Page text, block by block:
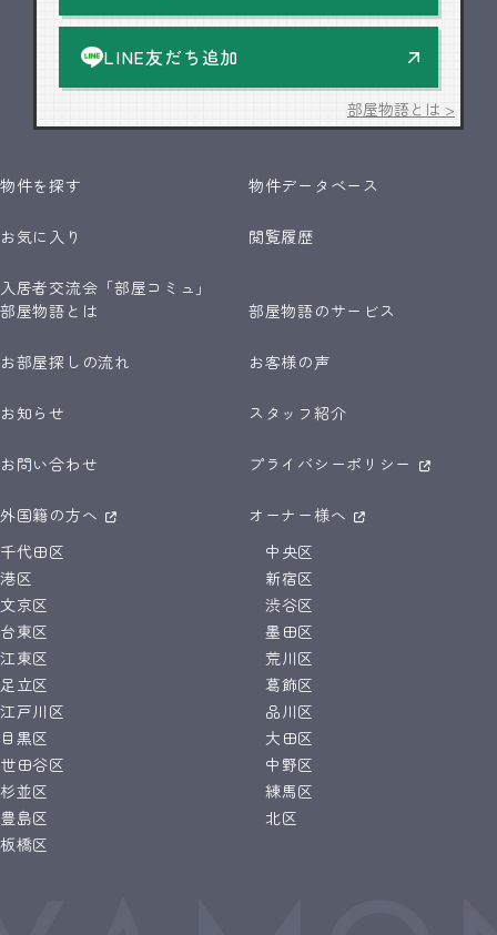
LINE友だち追加
部屋物語とは >
物件を探す 物件データベース
お気に入り 閲覧履歴
入居者交流会「部屋コミュ」
部屋物語とは
部屋物語のサービス
お部屋探しの流れ お客様の声
お知らせ スタッフ紹介
お問い合わせ プライバシーポリシー
外国籍の方へ
オーナー様へ
千代田区
中央区
港区
新宿区
文京区
渋谷区
台東区
墨田区
江東区
荒川区
足立区
葛飾区
江戸川区
品川区
目黒区
大田区
世田谷区
中野区
杉並区
練馬区
豊島区
北区
板橋区